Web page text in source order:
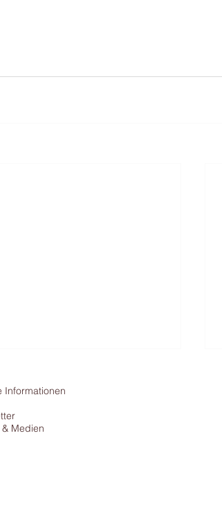
Informationen
Medien